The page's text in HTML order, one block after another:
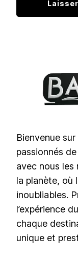
Bienvenue
passionnés
avec nous les
la planète, où
inoubliables.
l’expérience
chaque
unique et